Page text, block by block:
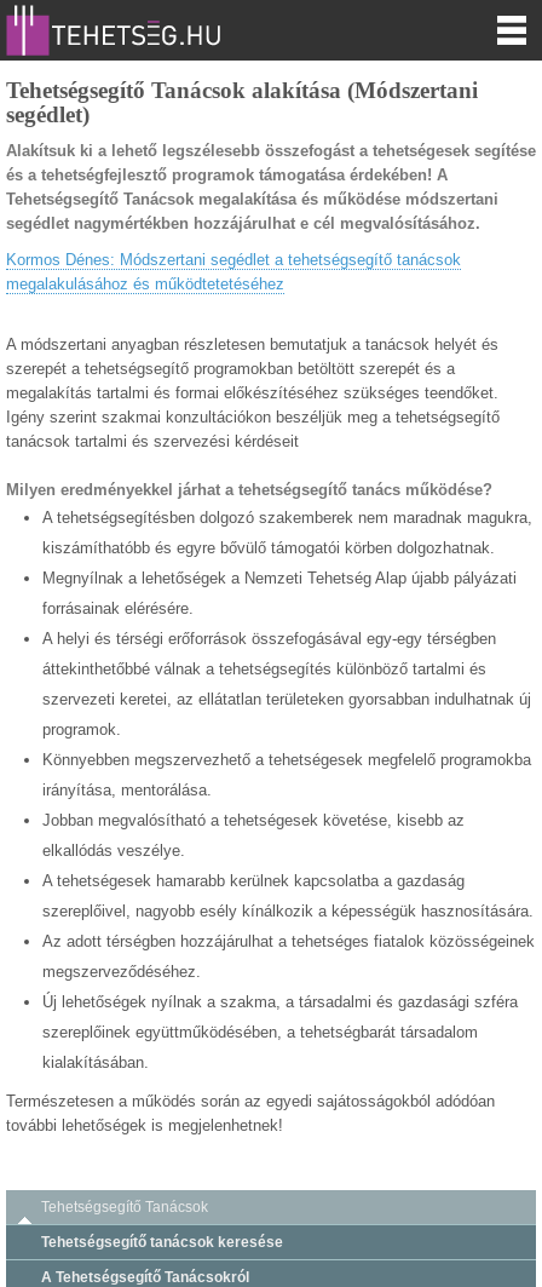
Tehetségsegítő Tanácsok alakítása (Módszertani
segédlet)
Alakítsuk ki a lehető legszélesebb összefogást a tehetségesek segítése
és a tehetségfejlesztő programok támogatása érdekében! A
Tehetségsegítő Tanácsok megalakítása és működése módszertani
segédlet nagymértékben hozzájárulhat e cél megvalósításához.
Kormos Dénes: Módszertani segédlet a tehetségsegítő tanácsok
megalakulásához és működtetetéséhez
A módszertani anyagban részletesen bemutatjuk a tanácsok helyét és
szerepét a tehetségsegítő programokban betöltött szerepét és a
megalakítás tartalmi és formai előkészítéséhez szükséges teendőket.
Igény szerint szakmai konzultációkon beszéljük meg a tehetségsegítő
tanácsok tartalmi és szervezési kérdéseit
Milyen eredményekkel járhat a tehetségsegítő tanács működése?
A tehetségsegítésben dolgozó szakemberek nem maradnak magukra,
kiszámíthatóbb és egyre bővülő támogatói körben dolgozhatnak.
Megnyílnak a lehetőségek a Nemzeti Tehetség Alap újabb pályázati
forrásainak elérésére.
A helyi és térségi erőforrások összefogásával egy-egy térségben
áttekinthetőbbé válnak a tehetségsegítés különböző tartalmi és
szervezeti keretei, az ellátatlan területeken gyorsabban indulhatnak új
programok.
Könnyebben megszervezhető a tehetségesek megfelelő programokba
irányítása, mentorálása.
Jobban megvalósítható a tehetségesek követése, kisebb az
elkallódás veszélye.
A tehetségesek hamarabb kerülnek kapcsolatba a gazdaság
szereplőivel, nagyobb esély kínálkozik a képességük hasznosítására.
Az adott térségben hozzájárulhat a tehetséges fiatalok közösségeinek
megszerveződéséhez.
Új lehetőségek nyílnak a szakma, a társadalmi és gazdasági szféra
szereplőinek együttműködésében, a tehetségbarát társadalom
kialakításában.
Természetesen a működés során az egyedi sajátosságokból adódóan
további lehetőségek is megjelenhetnek!
Tehetségsegítő Tanácsok
Tehetségsegítő tanácsok keresése
A Tehetségsegítő Tanácsokról